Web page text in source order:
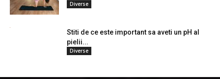
Diverse
Stiti de ce este important sa aveti un pH al
pielii...
Diverse